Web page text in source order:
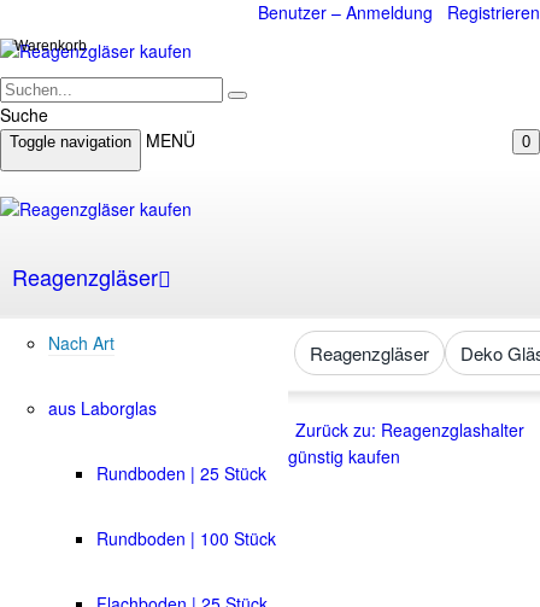
Benutzer – Anmeldung Registrieren
Suche
0
Warenkorb
Toggle navigation MENÜ
Reagenzgläser
Nach Art
aus Laborglas
Rundboden | 25 Stück
Rundboden | 100 Stück
Reagenzgläser Deko
Zurück zu: Reagenzglashalter
günstig kaufen